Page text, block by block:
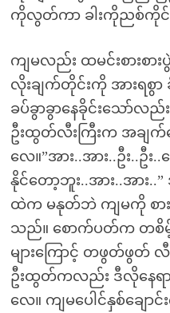
ကိုလွတ်ကာ ခါးကိုညစ်ကိုင်
ကျမလည်း ထမင်းစားစ
လိုးချက်တိုင်းကို အားရစွ
ခပ်ခွာခွာနေခိုင်းသော်လ
ဦးထွတ်လီးကြီးက အချက်ပ
လေ။”အား..အား..ဦး..ဦး..
နိုင်တော့ဘူး..အား..အား
ထဲက မနုတ်ဘဲ ကျမကို စာ
သည်။ စောက်ပတ်က တစိ
များကြောင့် တဖွတ်ဖွတ်
ဦးထွတ်ကလည်း ဒီလိုနေရာမ
လေ။ ကျမပေါင်နှစ်ချော